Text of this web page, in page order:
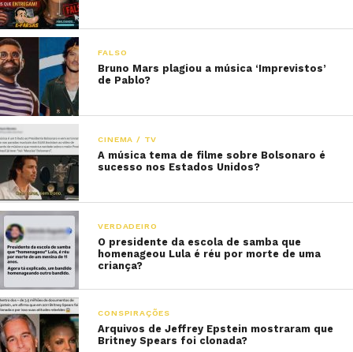
FALSO
Bruno Mars plagiou a música ‘Imprevistos’
de Pablo?
CINEMA / TV
A música tema de filme sobre Bolsonaro é
sucesso nos Estados Unidos?
VERDADEIRO
O presidente da escola de samba que
homenageou Lula é réu por morte de uma
criança?
CONSPIRAÇÕES
Arquivos de Jeffrey Epstein mostraram que
Britney Spears foi clonada?